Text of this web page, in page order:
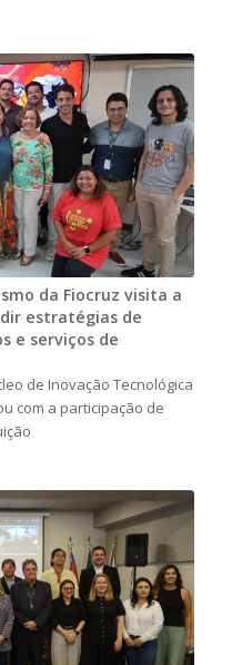
da Fiocruz visita a
estratégias de
e serviços de
de Inovação Tecnológica
com a participação de